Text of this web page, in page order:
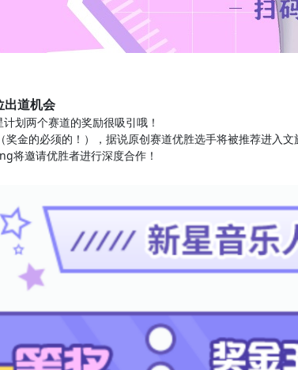
出道机会
划两个赛道的奖励很吸引哦！
奖金的必须的！），据说原创赛道优胜选手将被推荐进入
将邀请优胜者进行深度合作！